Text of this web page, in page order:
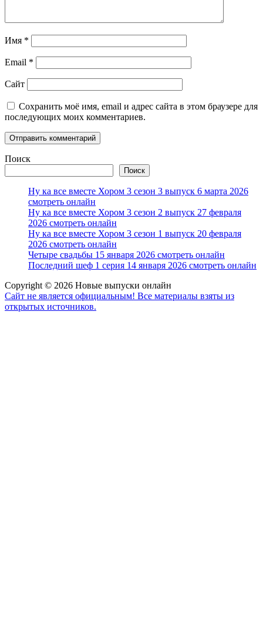
Имя *
Email *
Сайт
Сохранить моё имя, email и адрес сайта в этом браузере для
последующих моих комментариев.
Поиск
Поиск
Ну ка все вместе Хором 3 сезон 3 выпуск 6 марта 2026
смотреть онлайн
Ну ка все вместе Хором 3 сезон 2 выпуск 27 февраля
2026 смотреть онлайн
Ну ка все вместе Хором 3 сезон 1 выпуск 20 февраля
2026 смотреть онлайн
Четыре свадьбы 15 января 2026 смотреть онлайн
Последний шеф 1 серия 14 января 2026 смотреть онлайн
Copyright © 2026 Новые выпуски онлайн
Сайт не является официальным! Все материалы взяты из
открытых источников.